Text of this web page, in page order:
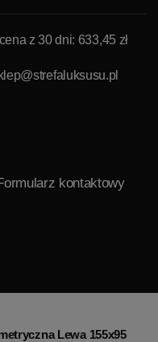
z 30 dni: 633,45 zł
kontaktowy
Lewa 155x95